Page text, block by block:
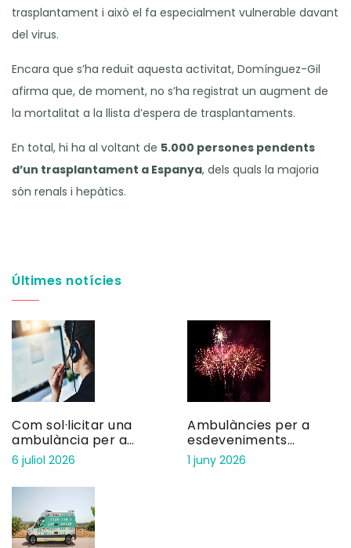
trasplantament i això el fa especialment vulnerable davant
del virus.
Encara que s’ha reduït aquesta activitat, Domínguez-Gil
afirma que, de moment, no s’ha registrat un augment de
la mortalitat a la llista d’espera de trasplantaments.
En total, hi ha al voltant de 5.000 persones pendents
d’un trasplantament a Espanya, dels quals la majoria
són renals i hepàtics.
Últimes notícies
Com sol·licitar una
ambulància per a
consulta privada
6 juliol 2026
Ambulàncies per a
esdeveniments
pirotècnics: seguretat
en focs artificials i
1 juny 2026